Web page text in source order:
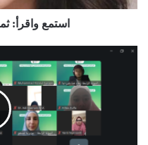
استمع واقرأ: